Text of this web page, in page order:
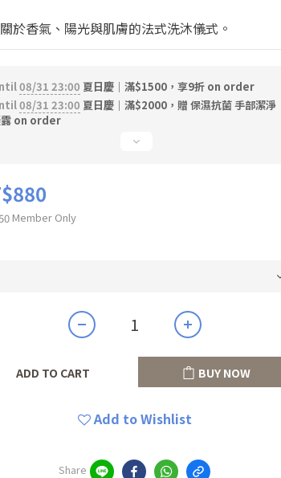
於香氣、陽光與肌膚的法式洗沐儀式。
08/31 23:00 夏日慶｜滿$1500，享9折 on order
08/31 23:00 夏日慶｜滿$2000，贈 保濕抗菌 手部潔淨
on order
Member Only
ADD TO CART BUY NOW
Add to Wishlist
Share